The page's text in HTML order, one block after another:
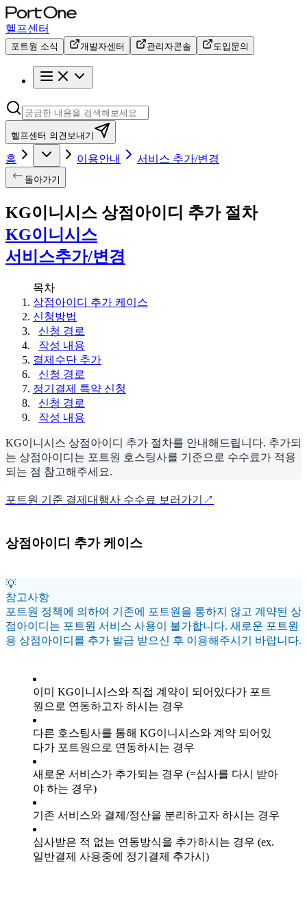
헬프센터
포트원 소식 개발자센터 관리자콘솔 도입문의
헬프센터 의견보내기
홈 이용안내 서비스 추가/변경
돌아가기
KG이니시스 상점아이디 추가 절차
KG이니시스
서비스추가/변경
목차
상점아이디 추가 케이스
신청방법
신청 경로
작성 내용
결제수단 추가
신청 경로
정기결제 특약 신청
신청 경로
작성 내용
KG이니시스 상점아이디 추가 절차를 안내해드립니다. 추가되
는 상점아이디는 포트원 호스팅사를 기준으로 수수료가 적용
되는 점 참고해주세요.
포트원 기준 결제대행사 수수료 보러가기↗
상점아이디 추가 케이스
💡
참고사항
포트원 정책에 의하여 기존에 포트원을 통하지 않고 계약된 상
점아이디는 포트원 서비스 사용이 불가합니다. 새로운 포트원
용 상점아이디를 추가 발급 받으신 후 이용해주시기 바랍니다.
이미 KG이니시스와 직접 계약이 되어있다가 포트
원으로 연동하고자 하시는 경우
다른 호스팅사를 통해 KG이니시스와 계약 되어있
다가 포트원으로 연동하시는 경우
새로운 서비스가 추가되는 경우 (=심사를 다시 받아
야 하는 경우)
기존 서비스와 결제/정산을 분리하고자 하시는 경우
심사받은 적 없는 연동방식을 추가하시는 경우 (ex.
일반결제 사용중에 정기결제 추가시)